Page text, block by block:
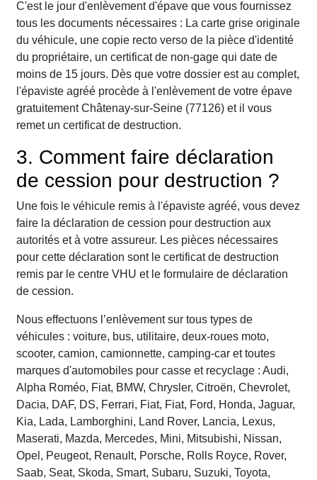
C'est le jour d'enlèvement d'épave que vous fournissez
tous les documents nécessaires : La carte grise originale
du véhicule, une copie recto verso de la pièce d'identité
du propriétaire, un certificat de non-gage qui date de
moins de 15 jours. Dès que votre dossier est au complet,
l'épaviste agréé procède à l'enlèvement de votre épave
gratuitement Châtenay-sur-Seine (77126) et il vous
remet un certificat de destruction.
3. Comment faire déclaration
de cession pour destruction ?
Une fois le véhicule remis à l'épaviste agréé, vous devez
faire la déclaration de cession pour destruction aux
autorités et à votre assureur. Les pièces nécessaires
pour cette déclaration sont le certificat de destruction
remis par le centre VHU et le formulaire de déclaration
de cession.
Nous effectuons l’enlèvement sur tous types de
véhicules : voiture, bus, utilitaire, deux-roues moto,
scooter, camion, camionnette, camping-car et toutes
marques d'automobiles pour casse et recyclage : Audi,
Alpha Roméo, Fiat, BMW, Chrysler, Citroën, Chevrolet,
Dacia, DAF, DS, Ferrari, Fiat, Fiat, Ford, Honda, Jaguar,
Kia, Lada, Lamborghini, Land Rover, Lancia, Lexus,
Maserati, Mazda, Mercedes, Mini, Mitsubishi, Nissan,
Opel, Peugeot, Renault, Porsche, Rolls Royce, Rover,
Saab, Seat, Skoda, Smart, Subaru, Suzuki, Toyota,